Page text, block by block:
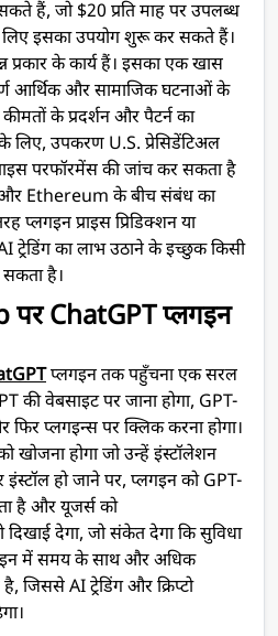
हैं, जो $20 प्रति माह पर उपलब्ध
लिए इसका उपयोग शुरू कर सकते हैं।
प्रकार के कार्य हैं। इसका एक खास
आर्थिक और सामाजिक घटनाओं के
कीमतों के प्रदर्शन और पैटर्न का
लिए, उपकरण U.S. प्रेसिडेंटिअल
परफॉरमेंस की जांच कर सकता है
और Ethereum के बीच संबंध का
प्लगइन प्राइस प्रिडिक्शन या
ट्रेडिंग का लाभ उठाने के इच्छुक किसी
सकता है।
ChatGPT प्लगइन
प्लगइन तक पहुँचना एक सरल
की वेबसाइट पर जाना होगा, GPT-
प्लगइन्स पर क्लिक करना होगा।
होगा जो उन्हें इंस्टॉलेशन
हो जाने पर, प्लगइन को GPT-
है और यूजर्स को
देगा, जो संकेत देगा कि सुविधा
में समय के साथ और अधिक
जिससे AI ट्रेडिंग और क्रिप्टो